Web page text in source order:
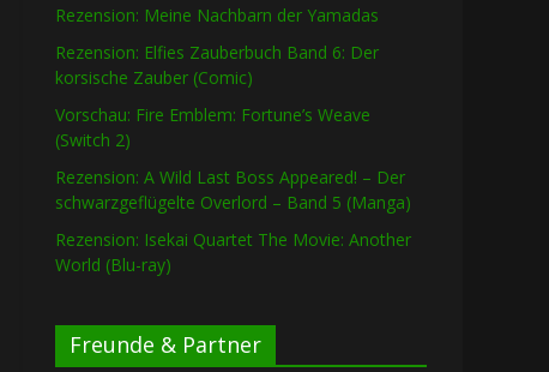
Rezension: Meine Nachbarn der Yamadas
Rezension: Elfies Zauberbuch Band 6: Der
korsische Zauber (Comic)
Vorschau: Fire Emblem: Fortune’s Weave
(Switch 2)
Rezension: A Wild Last Boss Appeared! – Der
schwarzgeflügelte Overlord – Band 5 (Manga)
Rezension: Isekai Quartet The Movie: Another
World (Blu-ray)
Freunde & Partner